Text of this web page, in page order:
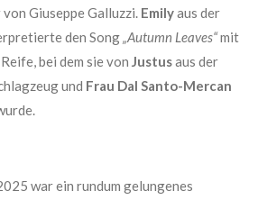
Giuseppe Galluzzi. Emilyaus der
den Song„Autumn Leaves“mit
bei dem sie von Justusaus der
und Frau Dal Santo-Mercan
war ein rundum gelungenes